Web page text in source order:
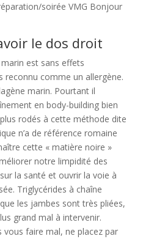
soirée VMG Bonjour
le dos droit
est sans effets
reconnu comme un allergène.
marin. Pourtant il
en body-building bien
rodés à cette méthode dite
n’a de référence romaine
cette « matière noire »
notre limpidité des
la santé et ouvrir la voie à
Triglycérides à chaîne
les jambes sont très pliées,
grand mal à intervenir.
vous faire mal, ne placez par